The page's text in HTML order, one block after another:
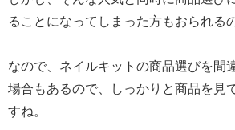
ることになってしまった方もおられる
なので、ネイルキットの商品選びを間
場合もあるので、しっかりと商品を見
すね。